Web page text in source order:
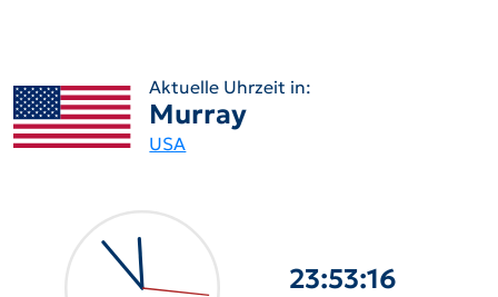
Aktuelle Uhrzeit in:
Murray
USA
23:53:17